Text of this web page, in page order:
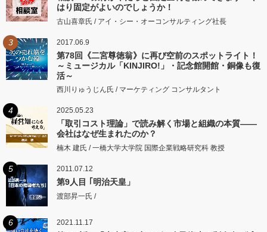
はり固定がよいのでしょうか！
古山喜章氏 / アイ・シー・オーコンサルティング社長
3 2017.06.9
第78回《二宮尊徳翁》に再び空前のスポットライト！
～ミュージカル「KINJIRO!」・記念館開館・銅像も復
活～
西川りゅうじん氏 / マーケティング コンサルタント
4 2025.05.23
「取引コスト理論」で読み解く市場と組織の本質――
会社はなぜ生まれたのか？
楠木 建氏 / 一橋大学大学院 国際企業戦略研究科 教授
5 2011.07.12
第9人目 ｢明治天皇」
渡部昇一氏 /
6 2021.11.17